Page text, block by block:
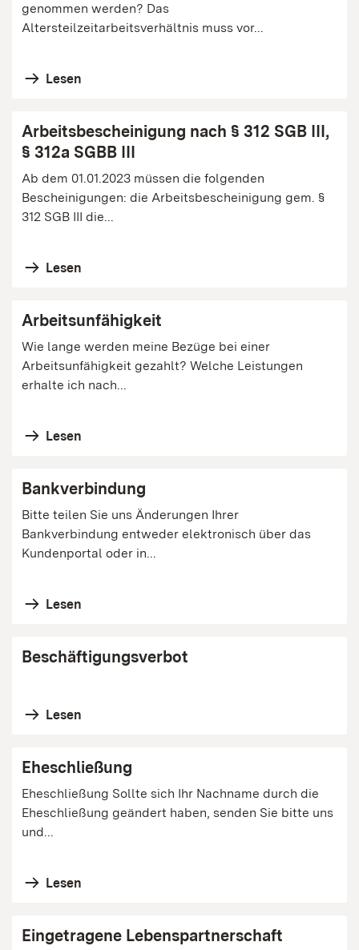
genommen werden? Das
Altersteilzeitarbeitsverhältnis muss vor...
Lesen
Arbeitsbescheinigung nach § 312 SGB III,
§ 312a SGBB III
Ab dem 01.01.2023 müssen die folgenden
Bescheinigungen: die Arbeitsbescheinigung gem. §
312 SGB III die...
Lesen
Arbeitsunfähigkeit
Wie lange werden meine Bezüge bei einer
Arbeitsunfähigkeit gezahlt? Welche Leistungen
erhalte ich nach...
Lesen
Bankverbindung
Bitte teilen Sie uns Änderungen Ihrer
Bankverbindung entweder elektronisch über das
Kundenportal oder in...
Lesen
Beschäftigungsverbot
Lesen
Eheschließung
Eheschließung Sollte sich Ihr Nachname durch die
Eheschließung geändert haben, senden Sie bitte uns
und...
Lesen
Eingetragene Lebenspartnerschaft